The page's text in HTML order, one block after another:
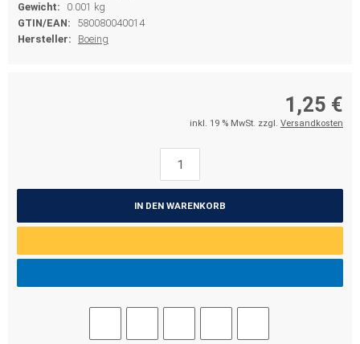
Gewicht:
0.001 kg
GTIN/EAN:
580080040014
Hersteller:
Boeing
1,25 €
inkl. 19 % MwSt. zzgl. Versandkosten
IN DEN WARENKORB